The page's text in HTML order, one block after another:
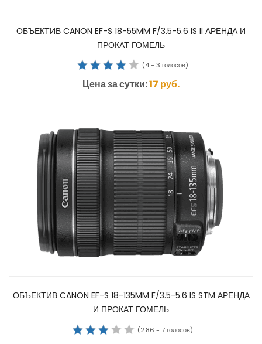
ОБЪЕКТИВ CANON EF-S 18-55MM F/3.5-5.6 IS II АРЕНДА И
ПРОКАТ ГОМЕЛЬ
(4- 3 голосов)
Цена за сутки:17 руб.
ОБЪЕКТИВ CANON EF-S 18-135MM F/3.5-5.6 IS STM АРЕНДА
И ПРОКАТ ГОМЕЛЬ
(2.86 - 7голосов)